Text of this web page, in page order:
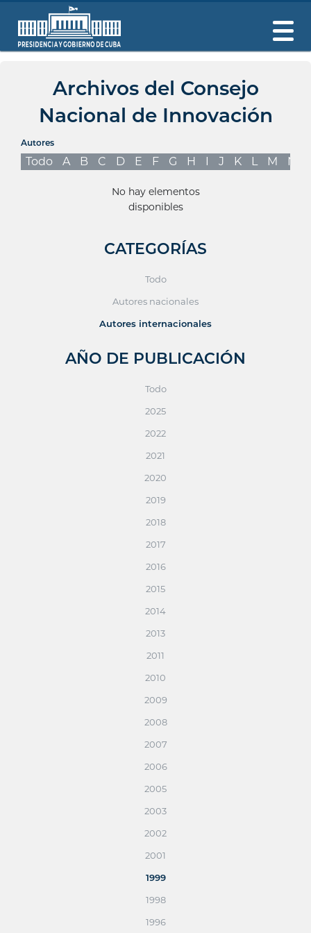
Archivos del Consejo
Nacional de Innovación
Autores
Todo A B C D E F G H I J K L M N
No hay elementos
disponibles
CATEGORÍAS
Todo
Autores nacionales
Autores internacionales
AÑO DE PUBLICACIÓN
Todo
2025
2022
2021
2020
2019
2018
2017
2016
2015
2014
2013
2011
2010
2009
2008
2007
2006
2005
2003
2002
2001
1999
1998
1996